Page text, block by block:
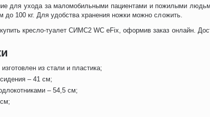
для ухода за маломобильными пациентами и пожилыми
до 100 кг. Для удобства хранения ножки можно сложить.
кресло-туалет СИМС2 WC eFix, оформив заказ онлайн.
из стали и пластика;
– 41 см;
– 54,5 см;